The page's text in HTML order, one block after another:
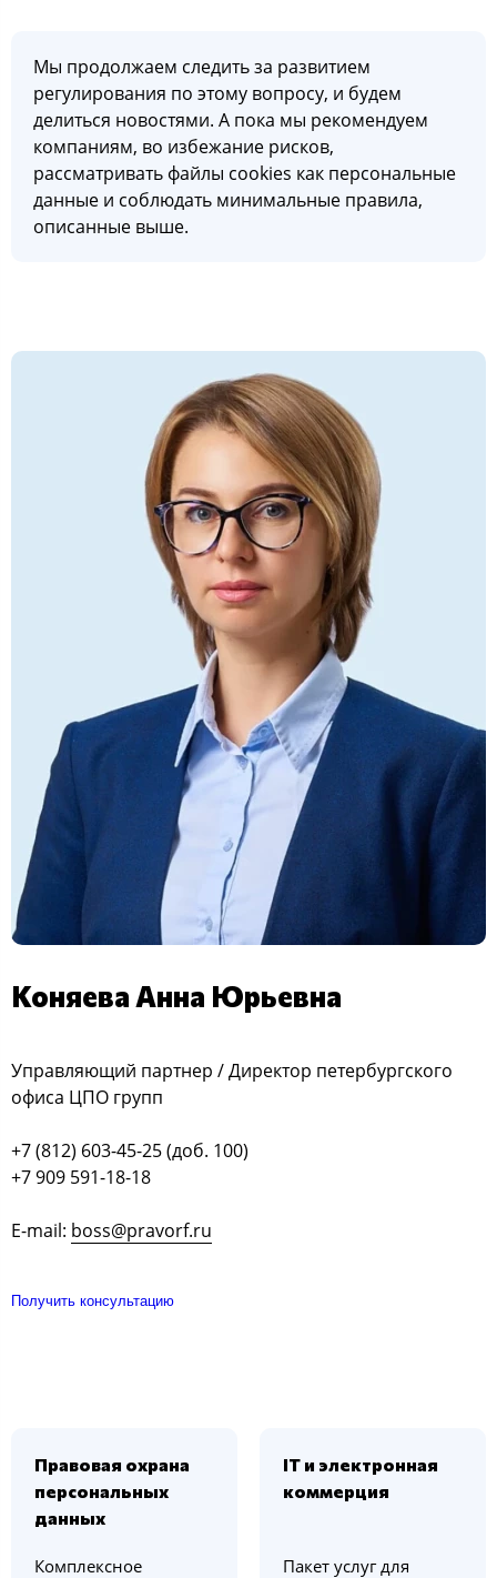
Мы продолжаем следить за развитием
регулирования по этому вопросу, и будем
делиться новостями. А пока мы рекомендуем
компаниям, во избежание рисков,
рассматривать файлы cookies как персональные
данные и соблюдать минимальные правила,
описанные выше.
Коняева Анна Юрьевна
Управляющий партнер / Директор петербургского
офиса ЦПО групп
+7 (812) 603-45-25 (доб. 100)
+7 909 591-18-18
E-mail: boss@pravorf.ru
Получить консультацию
Правовая охрана
персональных
данных
Комплексное
IT и электронная
коммерция
Пакет услуг для